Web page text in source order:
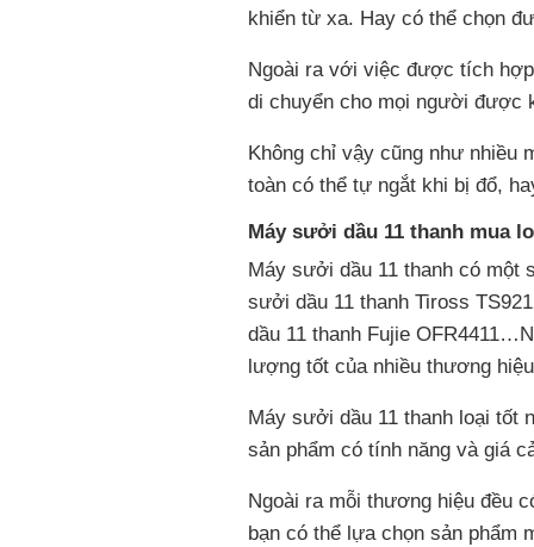
khiển từ xa. Hay có thể chọn
Ngoài ra với việc được tích
di chuyển cho mọi người được
Không chỉ vậy cũng như nhiều
toàn có thể tự ngắt khi bị đổ,
Máy sưởi dầu 11 thanh mua
Máy sưởi dầu 11 thanh có
sưởi dầu 11 thanh Tiross
dầu 11 thanh Fujie
lượng tốt của nhiều thương
Máy sưởi dầu 11 thanh loại tốt
sản phẩm có tính năng và giá
Ngoài ra mỗi thương hiệu đều
bạn có thể lựa chọn sản phẩm